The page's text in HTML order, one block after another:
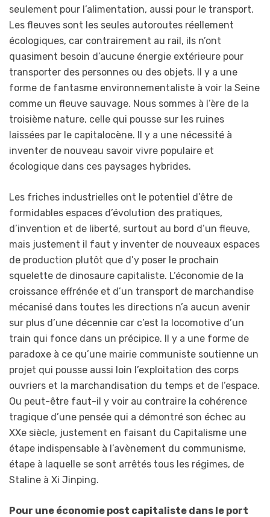
seulement pour l’alimentation, aussi pour le transport.
Les fleuves sont les seules autoroutes réellement
écologiques, car contrairement au rail, ils n’ont
quasiment besoin d’aucune énergie extérieure pour
transporter des personnes ou des objets. Il y a une
forme de fantasme environnementaliste à voir la Seine
comme un fleuve sauvage. Nous sommes à l’ère de la
troisième nature, celle qui pousse sur les ruines
laissées par le capitalocène. Il y a une nécessité à
inventer de nouveau savoir vivre populaire et
écologique dans ces paysages hybrides.
Les friches industrielles ont le potentiel d’être de
formidables espaces d’évolution des pratiques,
d’invention et de liberté, surtout au bord d’un fleuve,
mais justement il faut y inventer de nouveaux espaces
de production plutôt que d’y poser le prochain
squelette de dinosaure capitaliste. L’économie de la
croissance effrénée et d’un transport de marchandise
mécanisé dans toutes les directions n’a aucun avenir
sur plus d’une décennie car c’est la locomotive d’un
train qui fonce dans un précipice. Il y a une forme de
paradoxe à ce qu’une mairie communiste soutienne un
projet qui pousse aussi loin l’exploitation des corps
ouvriers et la marchandisation du temps et de l’espace.
Ou peut-être faut-il y voir au contraire la cohérence
tragique d’une pensée qui a démontré son échec au
XXe siècle, justement en faisant du Capitalisme une
étape indispensable à l’avènement du communisme,
étape à laquelle se sont arrêtés tous les régimes, de
Staline à Xi Jinping.
Pour une économie post capitaliste dans le port